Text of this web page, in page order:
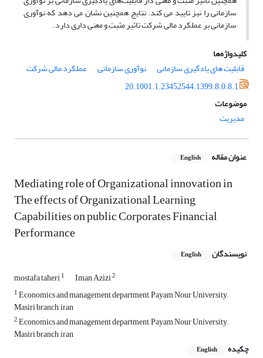
سازمانی را نیز تایید می کند. نتایج همچنین نشان می دهد که نوآوری
سازمانی بر عملکرد مالی شرکت تاثیر مثبت و معنی داری دارد.
کلیدواژه‌ها
قابلیت های یادگیری سازمانی
نوآوری سازمانی
عملکرد مالی شرکت
20.1001.1.23452544.1399.8.0.8.1
موضوعات
مدیریت
عنوان مقاله English
Mediating role of Organizational innovation in
The effects of Organizational Learning
Capabilities on public Corporates Financial
Performance
نویسندگان English
mostafa taheri1 Iman Azizi2
1Economics and management department, Payam Nour University,
Masiri branch, iran
2Economics and management department, Payam Nour University,
Masiri branch, iran
چکیده
English